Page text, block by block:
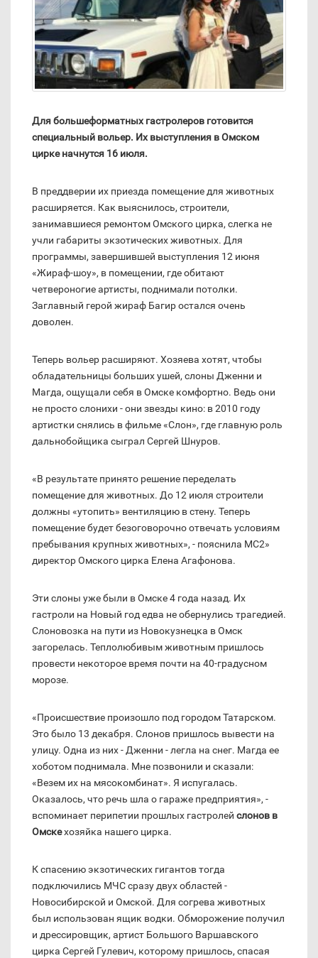
Для большеформатных гастролеров готовится
специальный вольер. Их выступления в Омском
цирке начнутся 16 июля.
В преддверии их приезда помещение для животных
расширяется. Как выяснилось, строители,
занимавшиеся ремонтом Омского цирка, слегка не
учли габариты экзотических животных. Для
программы, завершившей выступления 12 июня
«Жираф-шоу», в помещении, где обитают
четвероногие артисты, поднимали потолки.
Заглавный герой жираф Багир остался очень
доволен.
Теперь вольер расширяют. Хозяева хотят, чтобы
обладательницы больших ушей, слоны Дженни и
Магда, ощущали себя в Омске комфортно. Ведь они
не просто слонихи - они звезды кино: в 2010 году
артистки снялись в фильме «Слон», где главную роль
дальнобойщика сыграл Сергей Шнуров.
«В результате принято решение переделать
помещение для животных. До 12 июля строители
должны «утопить» вентиляцию в стену. Теперь
помещение будет безоговорочно отвечать условиям
пребывания крупных животных», - пояснила МС2»
директор Омского цирка Елена Агафонова.
Эти слоны уже были в Омске 4 года назад. Их
гастроли на Новый год едва не обернулись трагедией.
Слоновозка на пути из Новокузнецка в Омск
загорелась. Теплолюбивым животным пришлось
провести некоторое время почти на 40-градусном
морозе.
«Происшествие произошло под городом Татарском.
Это было 13 декабря. Слонов пришлось вывести на
улицу. Одна из них - Дженни - легла на снег. Магда ее
хоботом поднимала. Мне позвонили и сказали:
«Везем их на мясокомбинат». Я испугалась.
Оказалось, что речь шла о гараже предприятия», -
вспоминает перипетии прошлых гастролей слонов в
Омскехозяйка нашего цирка.
К спасению экзотических гигантов тогда
подключились МЧС сразу двух областей -
Новосибирской и Омской. Для согрева животных
был использован ящик водки. Обморожение получил
и дрессировщик, артист Большого Варшавского
цирка Сергей Гулевич, которому пришлось, спасая